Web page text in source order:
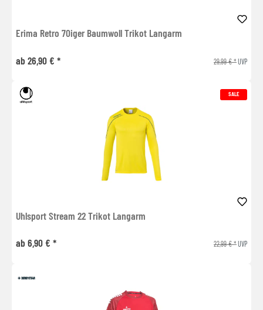
Erima Retro 70iger Baumwoll Trikot Langarm
ab 26,90 € * 29,99 € *UVP
SALE
Uhlsport Stream 22 Trikot Langarm
ab 6,90 € * 22,99 € *UVP